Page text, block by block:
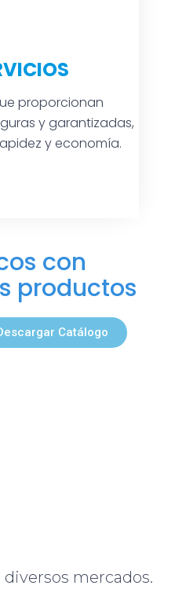
proporcionan
y garantizadas,
y economía.
con
productos
Catálogo
mercados.